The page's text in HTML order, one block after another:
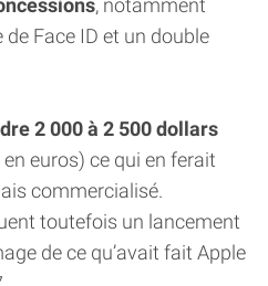
Face ID et un double
2 000 à 2 500 dollars
euros) ce qui en ferait
commercialisé.
toutefois un lancement
de ce qu’avait fait Apple